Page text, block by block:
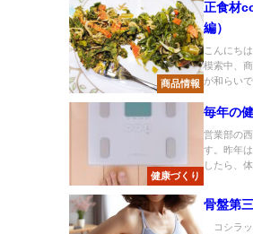
商品情報
正食材
編）
こんにち
模索中、
が和らい
健康づくり
毎年の
営業部の
す。昨年
したら、
骨盤第
コシラッ